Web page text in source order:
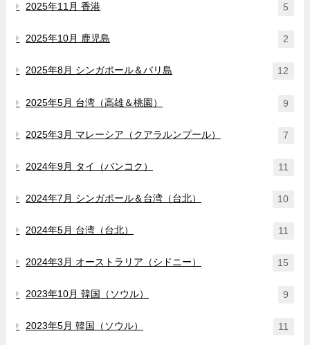
2025年11月 香港 5
2025年10月 鹿児島 2
2025年8月 シンガポール＆バリ島 12
2025年5月 台湾（高雄＆桃園） 9
2025年3月 マレーシア（クアラルンプール） 7
2024年9月 タイ（バンコク） 11
2024年7月 シンガポール＆台湾（台北） 10
2024年5月 台湾（台北） 11
2024年3月 オーストラリア（シドニー） 15
2023年10月 韓国（ソウル） 9
2023年5月 韓国（ソウル） 11